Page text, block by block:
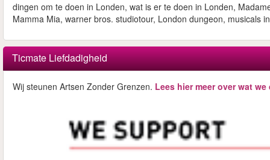
dingen om te doen in Londen, wat is er te doen in Londen,
Mamma Mia, warner bros. studiotour, London dungeon, musicals
Ticmate Liefdadigheid
Wij steunen Artsen Zonder Grenzen. Lees hier meer over wat we